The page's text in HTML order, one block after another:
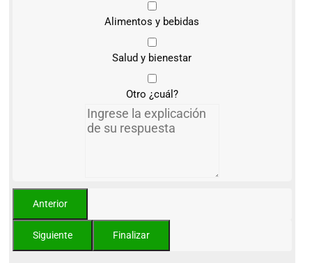
Alimentos y bebidas
Salud y bienestar
Otro ¿cuál?